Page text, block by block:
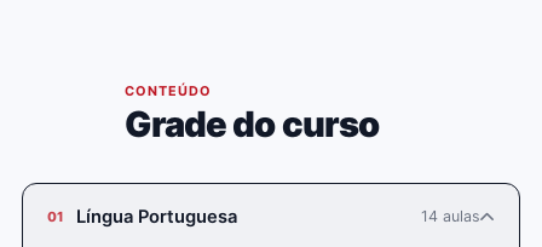
CONTEÚDO
Grade do curso
01 Língua Portuguesa 14 aulas